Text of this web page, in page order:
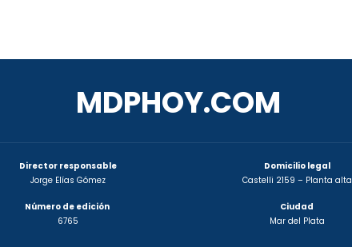
MDPHOY.COM
Director responsable
Jorge Elías Gómez
Número de edición
6765
Domicilio legal
Castelli 2159 – Planta alta
Ciudad
Mar del Plata